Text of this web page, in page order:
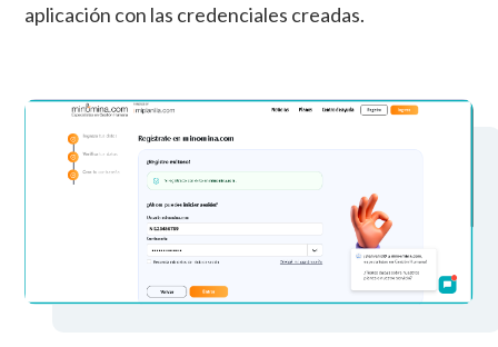
aplicación con las credenciales creadas.